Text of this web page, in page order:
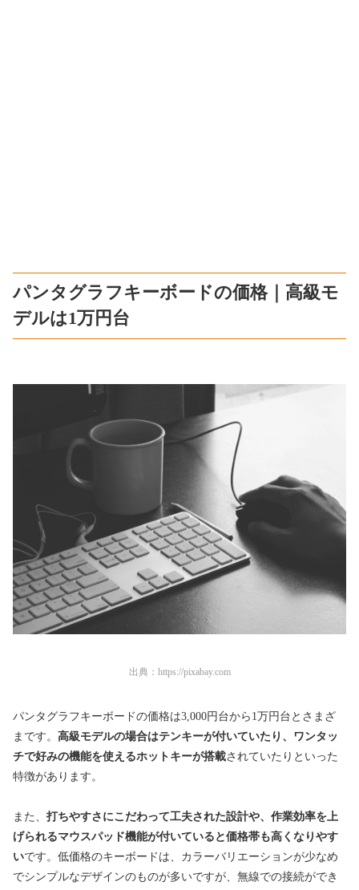
パンタグラフキーボードの価格｜高級モ
デルは1万円台
出典： https://pixabay.com
パンタグラフキーボードの価格は3,000円台から1万円台とさまざ
まです。 高級モデルの場合はテンキーが付いていたり、ワンタッ
チで好みの機能を使えるホットキーが搭載されていたりといった
特徴があります。
また、 打ちやすさにこだわって工夫された設計や、作業効率を上
げられるマウスパッド機能が付いていると価格帯も高くなりやす
いです。低価格のキーボードは、カラーバリエーションが少なめ
でシンプルなデザインのものが多いですが、無線での接続ができ